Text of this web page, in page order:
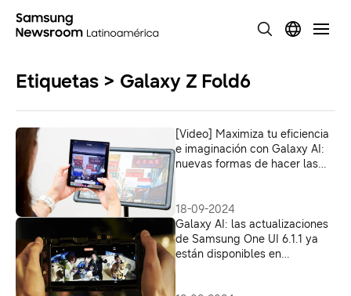
Etiquetas > Galaxy Z Fold6
[Video] Maximiza tu eficiencia
e imaginación con Galaxy AI:
nuevas formas de hacer las
18-09-2024
Galaxy AI: las actualizaciones
de Samsung One UI 6.1.1 ya
están disponibles en